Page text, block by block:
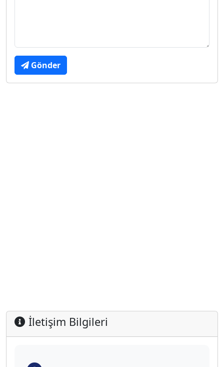
Gönder
İletişim Bilgileri